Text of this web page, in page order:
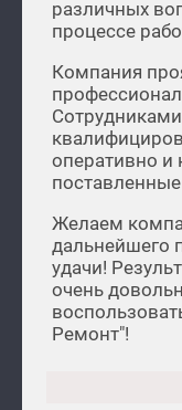
различных
процессе
Компания
оперативно
Желаем
дальнейшего
удачи!
очень
Ремонт"!